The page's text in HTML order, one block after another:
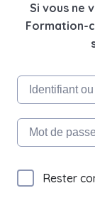
Si vous ne
Formation-
Rester